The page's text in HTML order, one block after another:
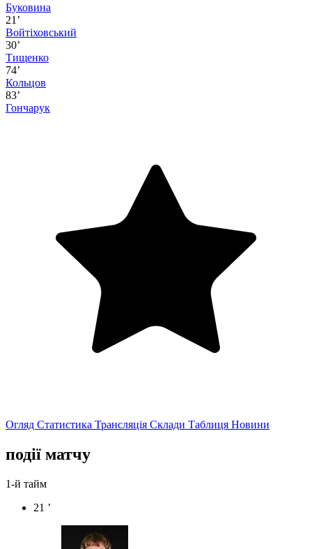
Буковина
21’
Войтіховський
30’
Тищенко
74’
Кольцов
83’
Гончарук
Огляд Статистика Трансляція Склади Таблиця Новини
події матчу
1-й тайм
21 ’